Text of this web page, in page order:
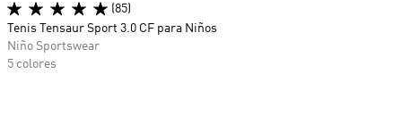
(85)
Tenis Tensaur Sport 3.0 CF para Niños
Niño Sportswear
5 colores